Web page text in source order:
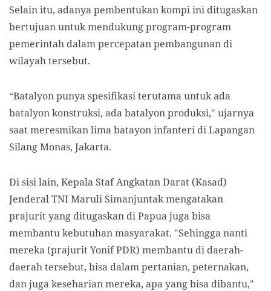
Selain itu, adanya pembentukan kompi ini ditugaskan
bertujuan untuk mendukung program-program
pemerintah dalam percepatan pembangunan di
wilayah tersebut.
“Batalyon punya spesifikasi terutama untuk ada
batalyon konstruksi, ada batalyon produksi," ujarnya
saat meresmikan lima batayon infanteri di Lapangan
Silang Monas, Jakarta.
Di sisi lain, Kepala Staf Angkatan Darat (Kasad)
Jenderal TNI Maruli Simanjuntak mengatakan
prajurit yang ditugaskan di Papua juga bisa
membantu kebutuhan masyarakat. "Sehingga nanti
mereka (prajurit Yonif PDR) membantu di daerah-
daerah tersebut, bisa dalam pertanian, peternakan,
dan juga keseharian mereka, apa yang bisa dibantu,"